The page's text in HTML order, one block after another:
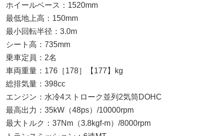
ホイールベース：1520mm
最低地上高：150mm
最小回転半径：3.0m
シート高：735mm
乗車定員：2名
車両重量：176［178］【177】kg
総排気量：398cc
エンジン：水冷4ストローク並列2気筒DOHC
最高出力：35kW（48ps）/10000rpm
最大トルク：37Nm（3.8kgf-m）/8000rpm